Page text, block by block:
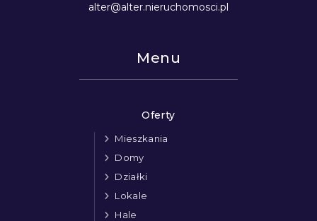
alter@alter.nieruchomosci.pl
Menu
Oferty
Mieszkania
Domy
Działki
Lokale
Hale